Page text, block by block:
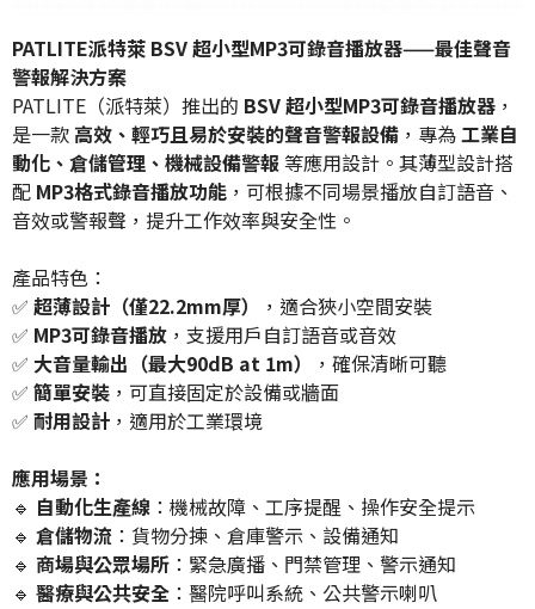
PATLITE派特萊 BSV 超小型MP3可錄音播放器——最佳聲音
警報解決方案
PATLITE（派特萊）推出的 BSV 超小型MP3可錄音播放器 ，
是一款高效、輕巧且易於安裝的聲音警報設備 ，專為工業自
動化、倉儲管理、機械設備警報 等應用設計。其薄型設計搭
配 MP3格式錄音播放功能 ，可根據不同場景播放自訂語音、
音效或警報聲，提升工作效率與安全性。
產品特色：
✅ 超薄設計（僅22.2mm厚）
，適合狹小空間安裝
✅ MP3可錄音播放 ，支援用戶自訂語音或音效
✅ 大音量輸出（最大90dB at 1m）
，確保清晰可聽
✅ 簡單安裝 ，可直接固定於設備或牆面
✅ 耐用設計 ，適用於工業環境
應用場景：
🔹 自動化生產線 ：機械故障、工序提醒、操作安全提示
🔹 倉儲物流 ：貨物分揀、倉庫警示、設備通知
🔹 商場與公眾場所 ：緊急廣播、門禁管理、警示通知
🔹 醫療與公共安全 ：醫院呼叫系統、公共警示喇叭